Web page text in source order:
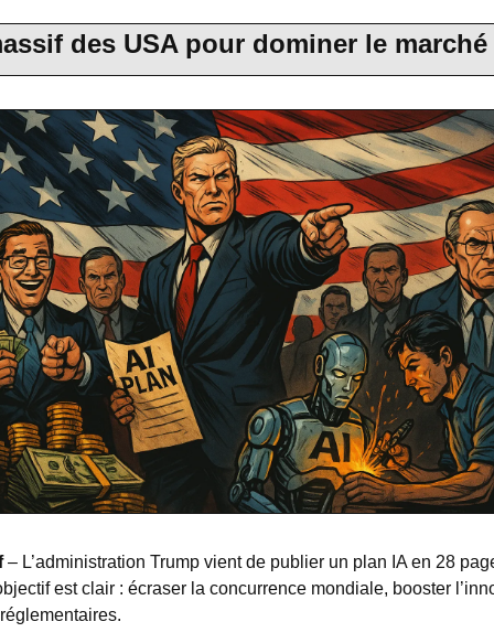
des USA pour dominer le marché
– L’administration Trump vient de publier un plan IA en 28
est clair : écraser la concurrence mondiale, booster